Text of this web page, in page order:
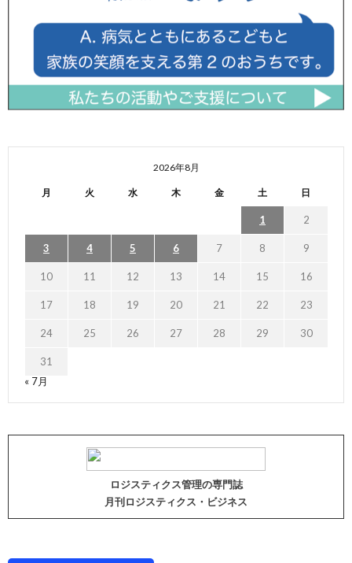
2026年8月
月 火 水 木 金 土 日
1 2
3 4 5 6 7 8 9
10 11 12 13 14 15 16
17 18 19 20 21 22 23
24 25 26 27 28 29 30
31
« 7月
ロジスティクス管理の専門誌
月刊ロジスティクス・ビジネス